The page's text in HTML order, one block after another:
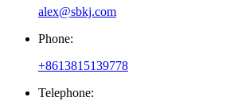
alex@sbkj.com
Phone:
+8613815139778
Telephone: